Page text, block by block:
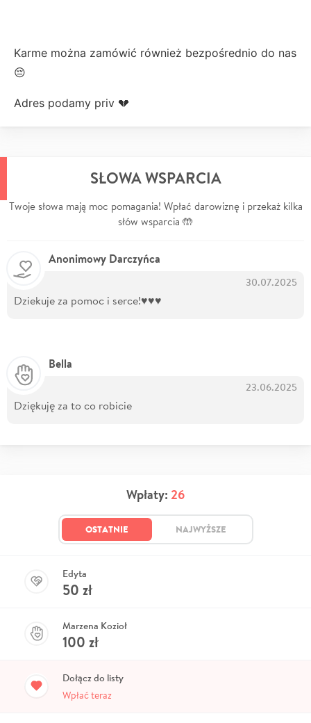
Karme można zamówić również bezpośrednio do nas
😔
Adres podamy priv 💔
SŁOWA WSPARCIA
Twoje słowa mają moc pomagania! Wpłać darowiznę i przekaż kilka
słów wsparcia 🤲
Anonimowy Darczyńca
30.07.2025
Dziekuje za pomoc i serce!♥️♥️♥️
Bella
23.06.2025
Dziękuję za to co robicie
Wpłaty: 26
OSTATNIE NAJWYŻSZE
Edyta
50 zł
Marzena Kozioł
100 zł
Dołącz do listy
Wpłać teraz